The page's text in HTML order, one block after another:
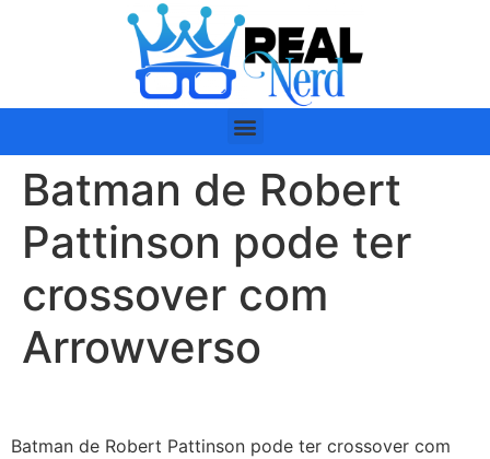
Batman de Robert
Pattinson pode ter
crossover com
Arrowverso
Batman de Robert Pattinson pode ter crossover com